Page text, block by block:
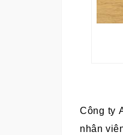
Công ty
nhân